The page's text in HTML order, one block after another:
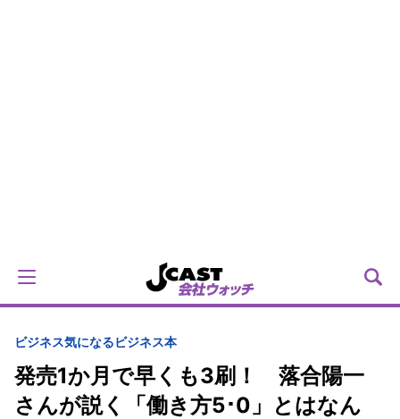
ビジネス気になるビジネス本
発売1か月で早くも3刷！ 落合陽一
さんが説く「働き方5･0」とはなん